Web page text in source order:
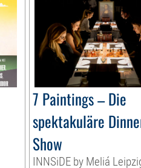
7 Paintings – Die
spektakuläre
Show
INNSiDE by Meliá